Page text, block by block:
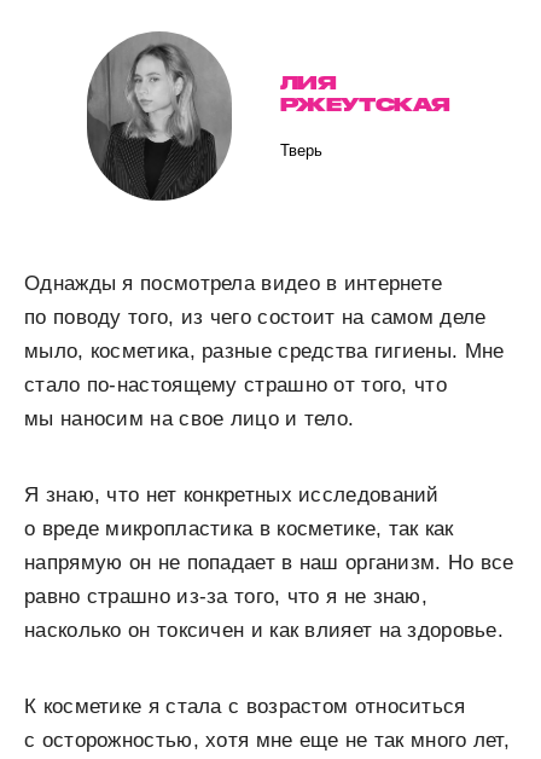
ЛИЯ
РЖЕУТСКАЯ
Тверь
Однажды я посмотрела видео в интернете
по поводу того, из чего состоит на самом деле
мыло, косметика, разные средства гигиены. Мне
стало по-настоящему страшно от того, что
мы наносим на свое лицо и тело.
Я знаю, что нет конкретных исследований
о вреде микропластика в косметике, так как
напрямую он не попадает в наш организм. Но все
равно страшно из-за того, что я не знаю,
насколько он токсичен и как влияет на здоровье.
К косметике я стала с возрастом относиться
с осторожностью, хотя мне еще не так много лет,